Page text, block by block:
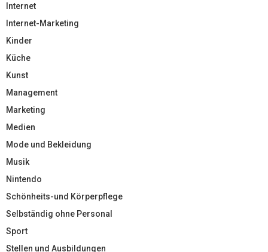
Internet
Internet-Marketing
Kinder
Küche
Kunst
Management
Marketing
Medien
Mode und Bekleidung
Musik
Nintendo
Schönheits-und Körperpflege
Selbständig ohne Personal
Sport
Stellen und Ausbildungen